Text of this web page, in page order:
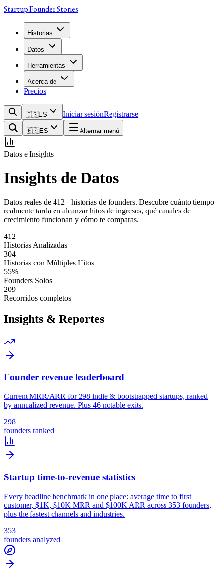
Startup Founder Stories
Historias
Datos
Herramientas
Acerca de
Precios
🇪🇸ES Iniciar sesiónRegistrarse
🇪🇸ES Alternar menú
Datos e Insights
Insights de Datos
Datos reales de 412+ historias de founders. Descubre cuánto tiempo
realmente tarda en alcanzar hitos de ingresos, qué canales de
crecimiento funcionan y cómo te comparas.
412
Historias Analizadas
304
Historias con Múltiples Hitos
55%
Founders Solos
209
Recorridos completos
Insights & Reportes
Founder revenue leaderboard
Current MRR/ARR for 298 indie & bootstrapped startups, ranked
by annualized revenue. Plus 46 notable exits.
298
founders ranked
Startup time-to-revenue statistics
Every headline benchmark in one place: average time to first
customer, $1K, $10K MRR and $100K ARR across 353 founders,
plus the fastest channels and industries.
353
founders analyzed